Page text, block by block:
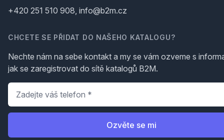
+420 251 510 908, info@b2m.cz
CHCETE SE PŘIDAT DO NAŠEHO KATALOGU?
Nechte nám na sebe kontakt a my se vám ozveme s
jak se zaregistrovat do sítě katalogů B2M.
Telefon
Ozvěte se mi